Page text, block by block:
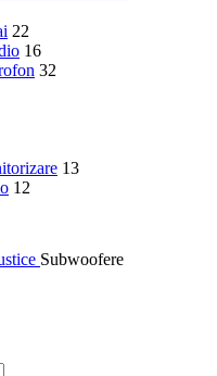
22
16
32
13
12
Subwoofere